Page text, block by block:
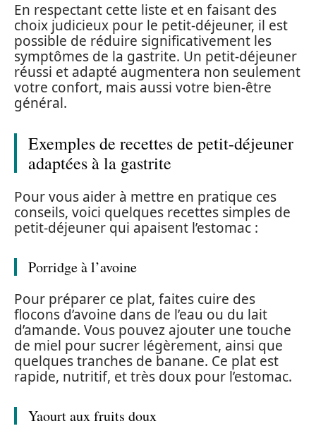
En respectant cette liste et en faisant des
choix judicieux pour le petit-déjeuner, il est
possible de réduire significativement les
symptômes de la gastrite. Un petit-déjeuner
réussi et adapté augmentera non seulement
votre confort, mais aussi votre bien-être
général.
Exemples de recettes de petit-déjeuner
adaptées à la gastrite
Pour vous aider à mettre en pratique ces
conseils, voici quelques recettes simples de
petit-déjeuner qui apaisent l’estomac :
Porridge à l’avoine
Pour préparer ce plat, faites cuire des
flocons d’avoine dans de l’eau ou du lait
d’amande. Vous pouvez ajouter une touche
de miel pour sucrer légèrement, ainsi que
quelques tranches de banane. Ce plat est
rapide, nutritif, et très doux pour l’estomac.
Yaourt aux fruits doux